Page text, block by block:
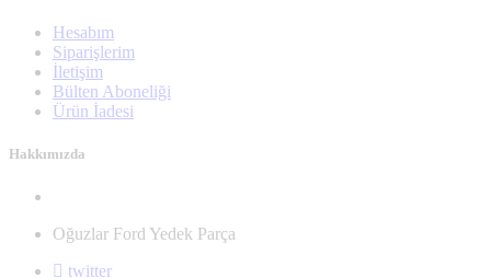
Hesabım
Siparişlerim
İletişim
Bülten Aboneliği
Ürün İadesi
Hakkımızda
Oğuzlar Ford Yedek Parça
twitter